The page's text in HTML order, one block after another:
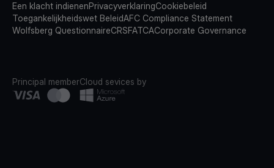
Een klacht indienenPrivacyverklaringCookiebeleid
Toegankelijkheidswet BeleidAFC Compliance Statement
Wolfsberg QuestionnaireCRSFATCACorporate Governance
Principal memberCloud sevices by